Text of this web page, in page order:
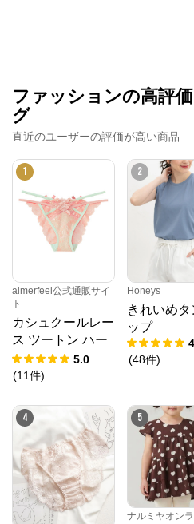
ファッションの高評
グ
直近のユーザーの評価が高い商品
1
aimerfeel公式通販サイ
ト
カシュクールレー
ス ツートン ハー
フバックショーツ
5.0
(11件)
2
Honeys
きれいめタ
ップ
(48件)
4 5
ナルミヤオン
クロスプラス オ
公式
※外部サイトが
クロスプラス　オンライン
(デコイ)、Petit Honfleur (プ
DERMASHARE (ダーマシェ
大人女子ブランドを中心に、
インナップ。
レディースファッションを中
豊かにするオリジナルアイテ